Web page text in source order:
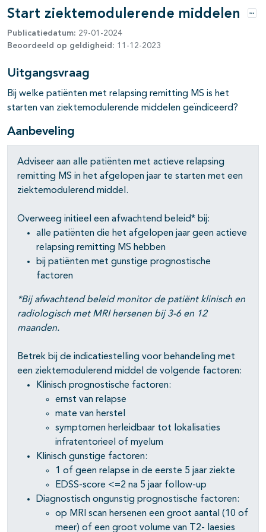
open- en dichtklappen
open- en dichtklappen
open- en dichtklappen
open- en dichtklappen
Start ziektemodulerende middelen
Publicatiedatum: 29-01-2024
Beoordeeld op geldigheid: 11-12-2023
Uitgangsvraag
Bij welke patiënten met relapsing remitting MS is het
starten van ziektemodulerende middelen geïndiceerd?
Aanbeveling
Adviseer aan alle patiënten met actieve relapsing
remitting MS in het afgelopen jaar te starten met een
ziektemodulerend middel.
Overweeg initieel een afwachtend beleid* bij:
alle patiënten die het afgelopen jaar geen actieve
relapsing remitting MS hebben
bij patiënten met gunstige prognostische
factoren
*Bij afwachtend beleid monitor de patiënt klinisch en
radiologisch met MRI hersenen bij 3-6 en 12
maanden.
Betrek bij de indicatiestelling voor behandeling met
een ziektemodulerend middel de volgende factoren:
Klinisch prognostische factoren:
ernst van relapse
mate van herstel
symptomen herleidbaar tot lokalisaties
infratentorieel of myelum
Klinisch gunstige factoren:
1 of geen relapse in de eerste 5 jaar ziekte
EDSS-score <=2 na 5 jaar follow-up
Diagnostisch ongunstig prognostische factoren:
op MRI scan hersenen een groot aantal (10 of
meer) of een groot volume van T2- laesies